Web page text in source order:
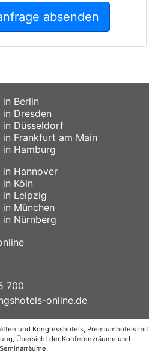
absenden
Berlin
Dresden
in Düsseldorf
in Frankfurt am Main
in Hamburg
in Hannover
Köln
in Leipzig
München
in Nürnberg
700
online.de
und Kongresshotels, Premiumhotels mit
Übersicht der Konferenzräume und
Seminarräume.